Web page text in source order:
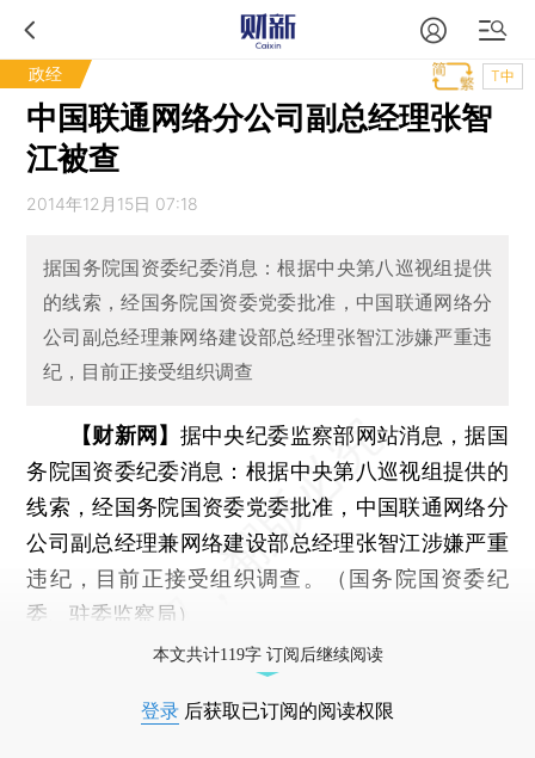
政经 T中
中国联通网络分公司副总经理张智
江被查
2014年12月15日 07:18
据国务院国资委纪委消息：根据中央第八巡视组提供
的线索，经国务院国资委党委批准，中国联通网络分
公司副总经理兼网络建设部总经理张智江涉嫌严重违
纪，目前正接受组织调查
【财新网】 据中央纪委监察部网站消息，据国
务院国资委纪委消息：根据中央第八巡视组提供的
线索，经国务院国资委党委批准，中国联通网络分
公司副总经理兼网络建设部总经理张智江涉嫌严重
违纪，目前正接受组织调查。（国务院国资委纪
委、驻委监察局）
本文共计119字 订阅后继续阅读
登录 后获取已订阅的阅读权限